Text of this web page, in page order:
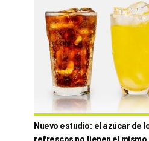
Nuevo estudio: el azúcar de